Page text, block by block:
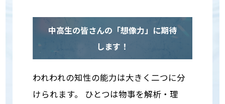
中高生の皆さんの「想像力」に期待
します！
われわれの知性の能力は大きく二つに分
けられます。 ひとつは物事を解析・理